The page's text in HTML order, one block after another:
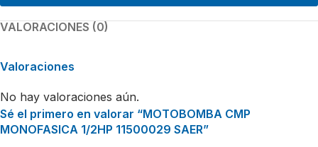
VALORACIONES (0)
Valoraciones
No hay valoraciones aún.
Sé el primero en valorar “MOTOBOMBA CMP
MONOFASICA 1/2HP 11500029 SAER”